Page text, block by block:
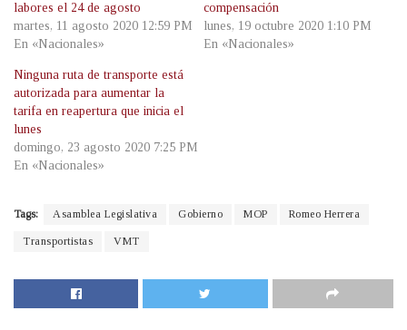
labores el 24 de agosto
martes, 11 agosto 2020 12:59 PM
En «Nacionales»
compensación
lunes, 19 octubre 2020 1:10 PM
En «Nacionales»
Ninguna ruta de transporte está
autorizada para aumentar la
tarifa en reapertura que inicia el
lunes
domingo, 23 agosto 2020 7:25 PM
En «Nacionales»
Tags: Asamblea Legislativa Gobierno MOP Romeo Herrera
Transportistas VMT